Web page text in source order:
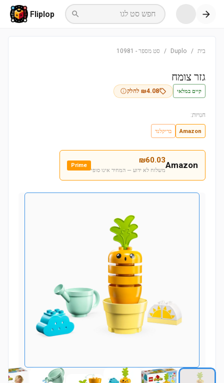
חפש סט לגו Fliplop
בית /
Duplo
/ סט מספר -
10981
גזר צומח
קיים במלאי ₪4.08 לחלק
חנויות:
Amazon בריקלנד
Amazon
₪60.03
משלוח לא ידוע — המחיר אינו סופי
Prime